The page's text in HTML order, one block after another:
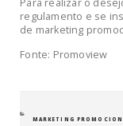
Para realizar o
regulamento e se
de marketing
Fonte: Promoview
CATEGORIAS
MARKETING